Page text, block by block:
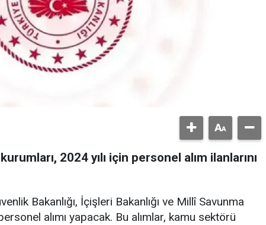
2024 yılı için personel alım ilanlarını
Bakanlığı, İçişleri Bakanlığı ve Millî Savunma
alımı yapacak. Bu alımlar, kamu sektörü